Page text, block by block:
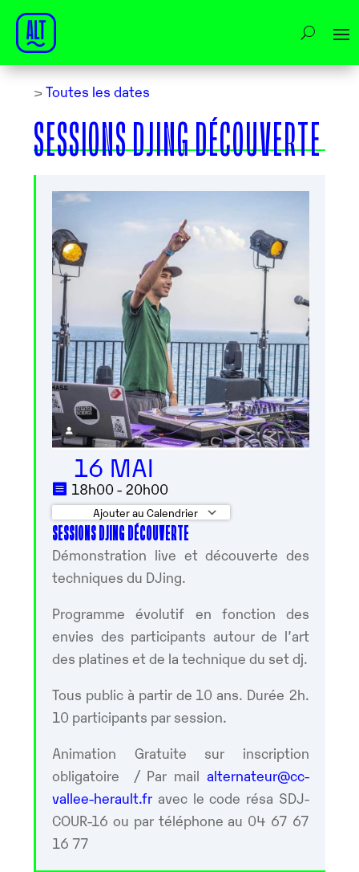
> Toutes les dates
SESSIONS DJING DÉCOUVERTE
16 MAI
18h00 - 20h00
Ajouter au Calendrier
Télécharger ICS
SESSIONS DJING DÉCOUVERTE
Démonstration live et découverte des
techniques du DJing.
Programme évolutif en fonction des
envies des participants autour de l’art
des platines et de la technique du set dj.
Tous public à partir de 10 ans. Durée 2h.
10 participants par session.
Animation Gratuite sur inscription
obligatoire / Par mail alternateur@cc-
vallee-herault.fr avec le code résa SDJ-
COUR-16 ou par téléphone au 04 67 67
16 77